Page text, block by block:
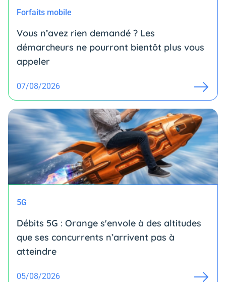
Forfaits mobile
Vous n’avez rien demandé ? Les
démarcheurs ne pourront bientôt plus vous
appeler
07/08/2026
5G
Débits 5G : Orange s'envole à des altitudes
que ses concurrents n’arrivent pas à
atteindre
05/08/2026